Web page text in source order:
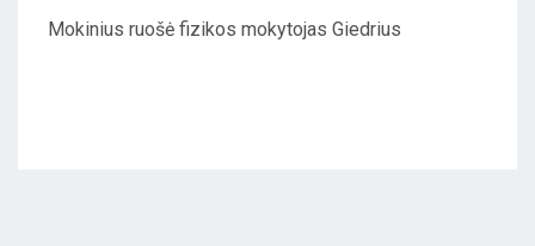
Mokinius ruošė fizikos mokytojas Giedrius